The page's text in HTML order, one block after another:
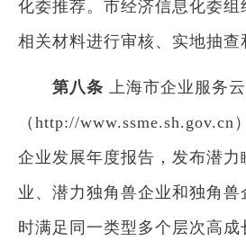
化委推荐。市经济信息化委组
相关材料进行审核、实地抽查
第八条 上海市企业服务云
（http://www.ssme.sh.gov.cn
企业发展年度报告，发布潜力
业、潜力独角兽企业和独角兽
时满足同一类型多个层次高成